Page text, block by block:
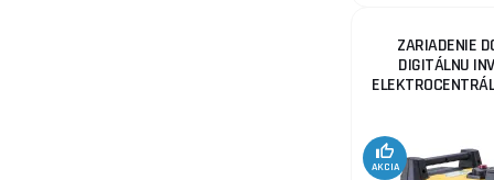
13.
ZARIADENIE
DIGITÁLNU
AKCIA